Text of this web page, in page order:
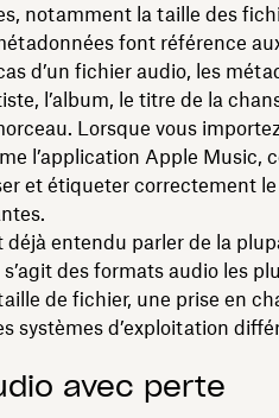
notamment la taille des
font référence
d’un fichier audio, les
l’album, le titre de la
Lorsque vous
l’application Apple Music,
et étiqueter correctement
déjà entendu parler de la
des formats audio les
de fichier, une prise en
systèmes d’exploitation
avec perte